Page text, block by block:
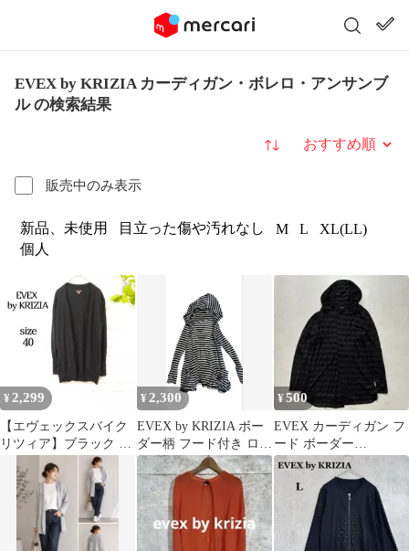
EVEX by KRIZIA カーディガン・ボレロ・アンサンブ
ル の検索結果
販売中のみ表示
並び替え
新品、未使用 目立った傷や汚れなし M L
XL(LL)
個人
¥ 2,299
【エヴェックスバイク
リツィア】ブラック ニ
ット コーディガン 冷房
対策 ウール
¥ 2,300
EVEX by KRIZIA ボー
ダー柄 フード付き ロン
グカーディガン 42
¥500
EVEX カーディガン フ
ード ボーダー
40（F194）